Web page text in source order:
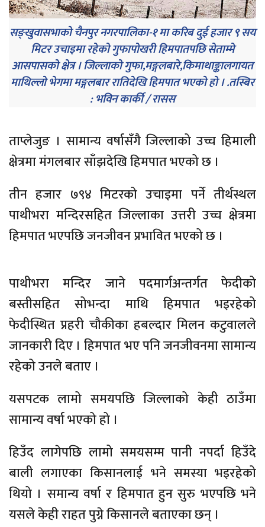
सङ्खुवासभाको चैनपुर नगरपालिका-१ मा करिब दुई हजार ९ सय
मिटर उचाइमा रहेको गुफापोखरी हिमपातपछि सेताम्मे
आसपासको क्षेत्र । जिल्लाको गुफा,मङ्गलबारे,किमाथाङ्कालगायत
माथिल्लो भेगमा मङ्गलबार रातिदेखि हिमपात भएको हो । .तस्बिर
: भविन कार्की / रासस
ताप्लेजुङ । सामान्य वर्षासँगै जिल्लाको उच्च हिमाली
क्षेत्रमा मंगलबार साँझदेखि हिमपात भएको छ ।
तीन हजार ७९४ मिटरको उचाइमा पर्ने तीर्थस्थल
पाथीभरा मन्दिरसहित जिल्लाका उत्तरी उच्च क्षेत्रमा
हिमपात भएपछि जनजीवन प्रभावित भएको छ ।
पाथीभरा मन्दिर जाने पदमार्गअन्तर्गत फेदीको
बस्तीसहित सोभन्दा माथि हिमपात भइरहेको
फेदीस्थित प्रहरी चौकीका हबल्दार मिलन कटुवालले
जानकारी दिए । हिमपात भए पनि जनजीवनमा सामान्य
रहेको उनले बताए ।
यसपटक लामो समयपछि जिल्लाको केही ठाउँमा
सामान्य वर्षा भएको हो ।
हिउँद लागेपछि लामो समयसम्म पानी नपर्दा हिउँदे
बाली लगाएका किसानलाई भने समस्या भइरहेको
थियो । समान्य वर्षा र हिमपात हुन सुरु भएपछि भने
यसले केही राहत पुग्ने किसानले बताएका छन् ।